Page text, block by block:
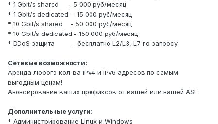
* 1 Gbit/s shared
- 5 000 руб/месяц
* 1 Gbit/s dedicated
- 15 000 руб/месяц
* 10 Gbit/s shared
- 50 000 руб/месяц
* 10 Gbit/s dedicated - 150 000 руб/месяц
* DDoS защита
– бесплатно L2/L3, L7 по запросу
Сетевые возможности:
Аренда любого кол-ва IPv4 и IPv6 адресов по самым
выгодным ценам!
Анонсирование ваших префиксов от вашей или нашей AS!
Дополнительные услуги:
* Администрирование Linux и Windows